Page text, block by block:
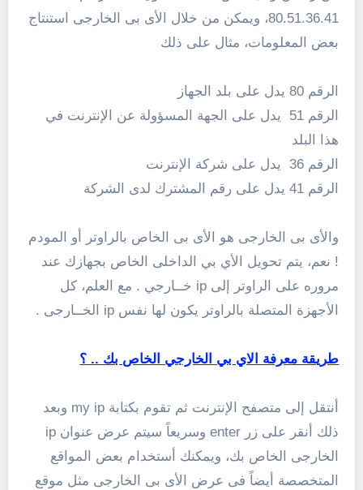
80.51.36.41، ويمكن من خلال الأى بى الخارجى استنتاج
بعض المعلومات، مثال على ذلك
الرقم 80 يدل على بلد الجهاز
الرقم 51 يدل على الجهة المسؤولة عن الإنترنت في
هذا البلد
الرقم 36 يدل على شركة الإنترنت
الرقم 41 يدل على رقم المشترك لدى الشركة
والأى بى الخارجى هو الأى بى الخاص بالراوتر أو المودم
! نعم، يتم تحويل الأي بي الداخلى الخاص بجهازك عند
مروره على الراوتر إلى ip خــارجي . مع العلم، كل
الأجهزة المتصلة بالراوتر يكون لها نفس ip الخــارجى .
طريقة معرفة الاي بي الخارجي الخاص بك .. ؟
أنتقل إلى متصفح الإنترنت ثم تقوم بكتابة my ip وبعد
ذلك أنقر على زر enter وسريعاً سيتم عرض عنوان ip
الخارجى الخاص بك، ويمكنك أستخدام بعض المواقع
المتخصصة أيضاً فى عرض الأى بى الخارجى مثل موقع